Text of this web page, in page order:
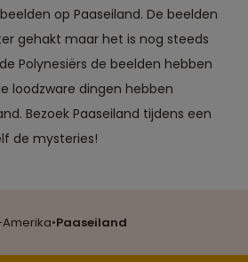
•Paaseiland
op Paaseiland. De beelden
gehakt maar het is nog steeds
Polynesiërs de beelden hebben
loodzware dingen hebben
Bezoek Paaseiland tijdens een
de mysteries!